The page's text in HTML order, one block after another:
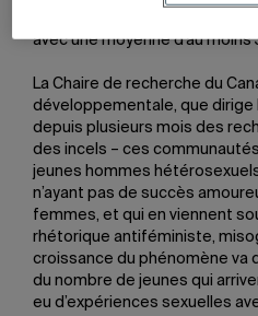
avec une moyenne d’au moins
La Chaire de recherche du
développementale, que dirige
depuis plusieurs mois des
des incels – ces
jeunes hommes
n’ayant pas de succès
femmes, et qui en viennent
rhétorique antiféministe,
croissance du phénomène va
du nombre de jeunes qui
eu d’expériences sexuelles